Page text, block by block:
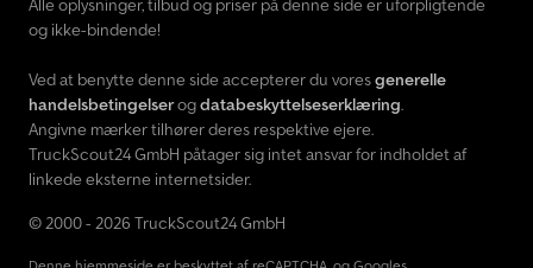
Alle oplysninger, tilbud og priser på denne side er uforpligtende
og ikke-bindende!
Ved at benytte denne side accepterer du voresgenerelle
handelsbetingelserogdatabeskyttelseserklæring.
Angivne mærker tilhører deres respektive ejere.
TruckScout24 GmbH påtager sig intet ansvar for indholdet af
linkede eksterne internetsider.
© 2000 - 2026 TruckScout24 GmbH